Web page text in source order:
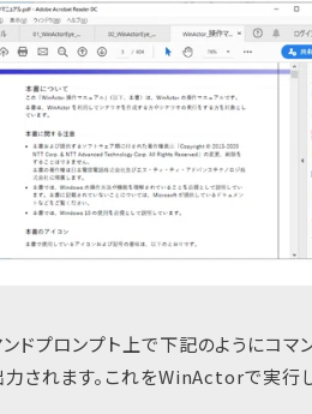
ドプロンプト上で下記のようにコマ
されます。これをWinActorで実行し